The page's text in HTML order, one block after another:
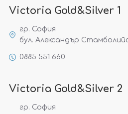
Victoria Gold&Silver 1
гр. София
бул. Александър
0885 551 660
Victoria Gold&Silver 2
гр. София